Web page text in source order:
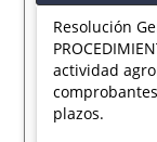
Resolución
actividad
plazos.